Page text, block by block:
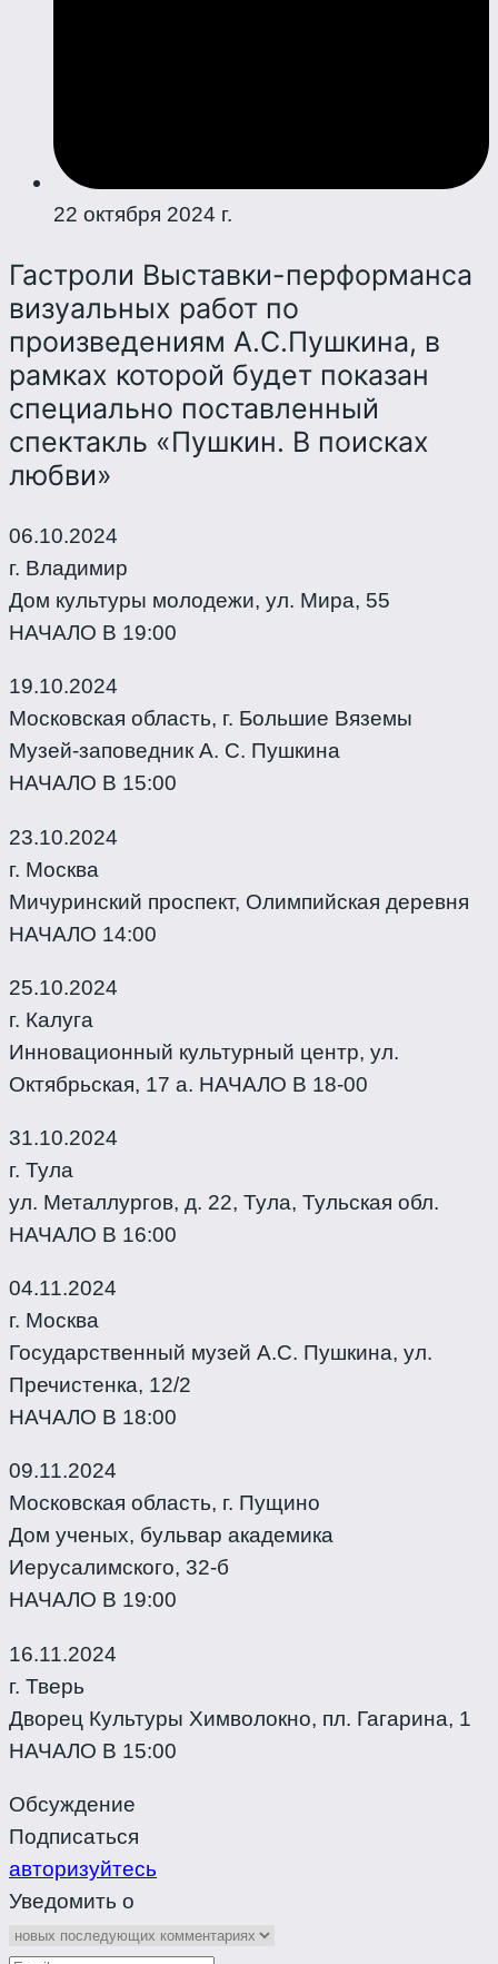
22 октября 2024 г.
Гастроли Выставки-перформанса
визуальных работ по
произведениям А.С.Пушкина, в
рамках которой будет показан
специально поставленный
спектакль «Пушкин. В поисках
любви»
06.10.2024
г. Владимир
Дом культуры молодежи, ул. Мира, 55
НАЧАЛО В 19:00
19.10.2024
Московская область, г. Большие Вяземы
Музей-заповедник А. С. Пушкина
НАЧАЛО В 15:00
23.10.2024
г. Москва
Мичуринский проспект, Олимпийская деревня
НАЧАЛО 14:00
25.10.2024
г. Калуга
Инновационный культурный центр, ул.
Октябрьская, 17 а. НАЧАЛО В 18-00
31.10.2024
г. Тула
ул. Металлургов, д. 22, Тула, Тульская обл.
НАЧАЛО В 16:00
04.11.2024
г. Москва
Государственный музей А.С. Пушкина, ул.
Пречистенка, 12/2
НАЧАЛО В 18:00
09.11.2024
Московская область, г. Пущино
Дом ученых, бульвар академика
Иерусалимского, 32-б
НАЧАЛО В 19:00
16.11.2024
г. Тверь
Дворец Культуры Химволокно, пл. Гагарина, 1
НАЧАЛО В 15:00
Обсуждение
Подписаться
авторизуйтесь
Уведомить о